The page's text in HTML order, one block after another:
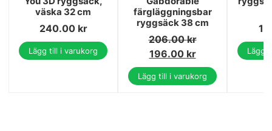
väska 32 cm
240.00 kr
Lägg till i varukorg
färgläggningsbar
ryggsäck 38 cm
206.00kr
196.00 kr
Lägg till i varukorg
Lägg